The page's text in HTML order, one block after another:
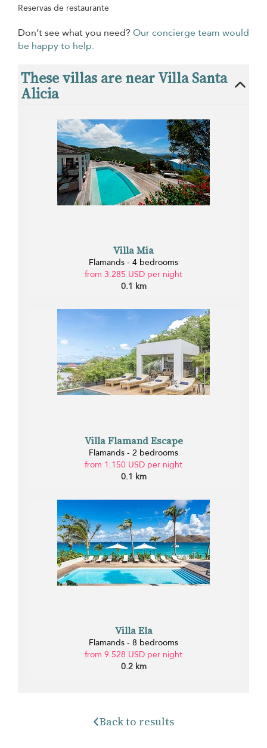
Reservas de restaurante
Don’t see what you need? Our concierge team would
be happy to help.
These villas are near Villa Santa
Alicia
Villa Mia
Flamands - 4 bedrooms
from 3.285 USD per night
0.1 km
Villa Flamand Escape
Flamands - 2 bedrooms
from 1.150 USD per night
0.1 km
Villa Ela
Flamands - 8 bedrooms
from 9.528 USD per night
0.2 km
Back to results